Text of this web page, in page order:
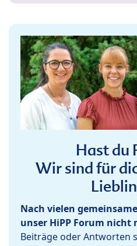
Hast du
Wir sind für
Nach vielen
unser HiPP Forum nicht
Beiträge oder Antworten